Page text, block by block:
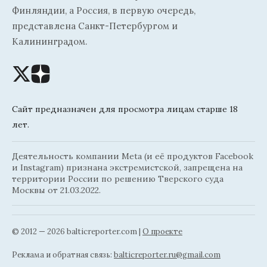
Финляндии, а Россия, в первую очередь,
представлена Санкт-Петербургом и
Калининградом.
Сайт предназначен для просмотра лицам старше 18
лет.
Деятельность компании Meta (и её продуктов Facebook
и Instagram) признана экстремистской, запрещена на
территории России по решению Тверского суда
Москвы от 21.03.2022.
© 2012 — 2026 balticreporter.com | О проекте
Реклама и обратная связь: balticreporter.ru@gmail.com